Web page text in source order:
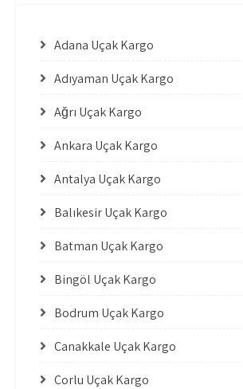
Adana Uçak Kargo
Adıyaman Uçak Kargo
Ağrı Uçak Kargo
Ankara Uçak Kargo
Antalya Uçak Kargo
Balıkesir Uçak Kargo
Batman Uçak Kargo
Bingöl Uçak Kargo
Bodrum Uçak Kargo
Çanakkale Uçak Kargo
Çorlu Uçak Kargo